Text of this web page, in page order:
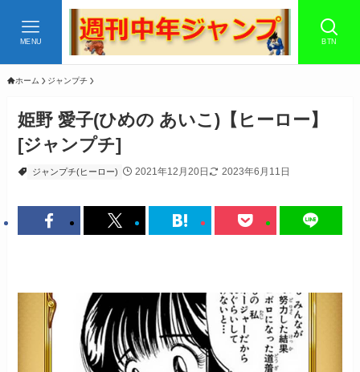
BTN
MENU
ホーム ジャンプチ
姫野 愛子(ひめの あいこ)【ヒーロー】
[ジャンプチ]
ジャンプチ(ヒーロー) 2021年12月20日 2023年6月11日